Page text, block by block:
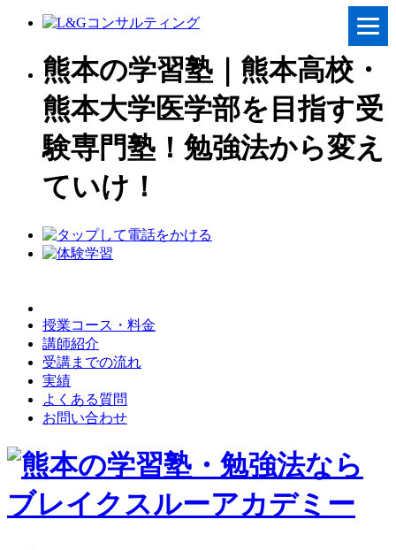
熊本の学習塾｜熊本高校・
熊本大学医学部を目指す受
験専門塾！勉強法から変え
ていけ！
授業コース・料金
講師紹介
受講までの流れ
実績
よくある質問
お問い合わせ